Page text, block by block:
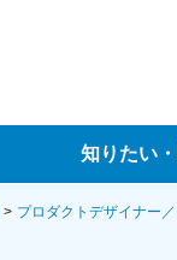
知りたい
転職ノウハウ
プロダクトデザイナー